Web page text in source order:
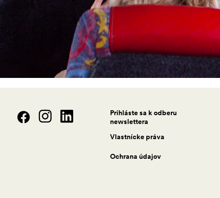
Prihláste sa k odberu
newslettera
Vlastnícke práva
Ochrana údajov